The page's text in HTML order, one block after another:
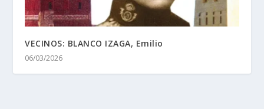
VECINOS: BLANCO IZAGA, Emilio
06/03/2026